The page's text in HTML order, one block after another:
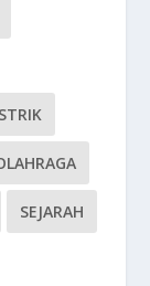
SEJARAH